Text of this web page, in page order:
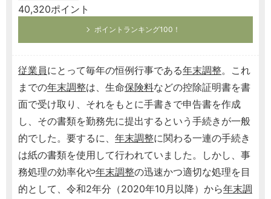
40,320ポイント
ポイントランキング100！
従業員にとって毎年の恒例行事である年末調整。これ
までの年末調整は、生命保険料などの控除証明書を書
面で受け取り、それをもとに手書きで申告書を作成
し、その書類を勤務先に提出するという手続きが一般
的でした。要するに、 年末調整に関わる一連の手続き
は紙の書類を使用して行われていました。しかし、事
務処理の効率化や年末調整の迅速かつ適切な処理を目
的として、令和2年分（2020年10月以降）から年末調